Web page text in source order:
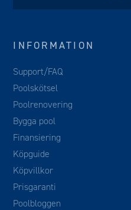
INFORMATION
Support/FAQ
Poolskötsel
Poolrenovering
Bygga pool
Finansiering
Köpguide
Köpvillkor
Prisgaranti
Poolbloggen